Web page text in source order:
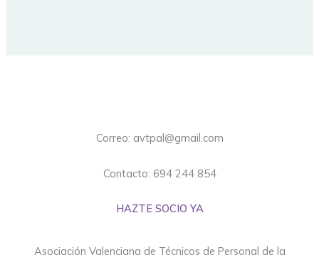
Correo: avtpal@gmail.com
Contacto: 694 244 854
HAZTE SOCIO YA
Asociación Valenciana de Técnicos de Personal de la